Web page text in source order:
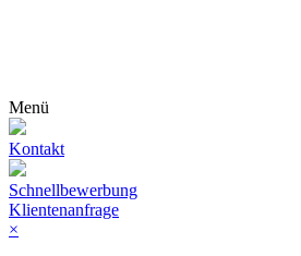
Menü
Kontakt
Schnellbewerbung
Klientenanfrage
×